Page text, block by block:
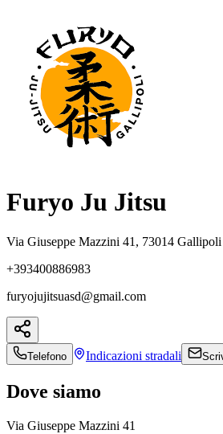
Furyo Ju Jitsu
Via Giuseppe Mazzini 41, 73014
+393400886983
furyojujitsuasd@gmail.com
Telefono Indicazioni stradali
Dove siamo
Via Giuseppe Mazzini 41